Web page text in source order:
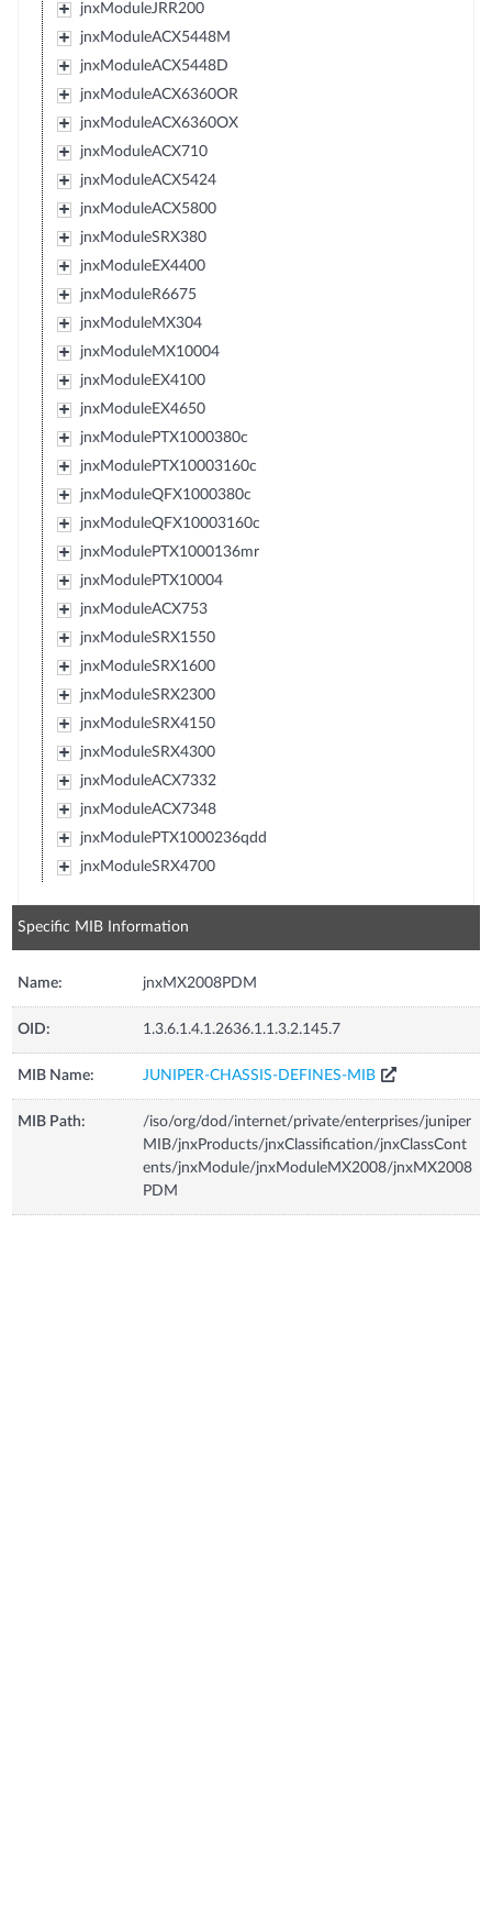
jnxModuleJRR200
jnxModuleACX5448M
jnxModuleACX5448D
jnxModuleACX6360OR
jnxModuleACX6360OX
jnxModuleACX710
jnxModuleACX5424
jnxModuleACX5800
jnxModuleSRX380
jnxModuleEX4400
jnxModuleR6675
jnxModuleMX304
jnxModuleMX10004
jnxModuleEX4100
jnxModuleEX4650
jnxModulePTX1000380c
jnxModulePTX10003160c
jnxModuleQFX1000380c
jnxModuleQFX10003160c
jnxModulePTX1000136mr
jnxModulePTX10004
jnxModuleACX753
jnxModuleSRX1550
jnxModuleSRX1600
jnxModuleSRX2300
jnxModuleSRX4150
jnxModuleSRX4300
jnxModuleACX7332
jnxModuleACX7348
jnxModulePTX1000236qdd
jnxModuleSRX4700
Specific MIB Information
Name: jnxMX2008PDM
OID: 1.3.6.1.4.1.2636.1.1.3.2.145.7
MIB Name: JUNIPER-CHASSIS-DEFINES-MIB
MIB Path:
/iso/org/dod/internet/private/enterprises/juniper
MIB/jnxProducts/jnxClassification/jnxClassCont
ents/jnxModule/jnxModuleMX2008/jnxMX2008
PDM